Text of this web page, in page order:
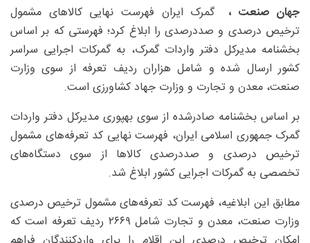
جهان صنعت ،
گمرک ایران فهرست نهایی کالاهای مشمول
ترخیص درصدی و صددرصدی را ابلاغ کرد؛ فهرستی که بر اساس
بخشنامه مدیرکل دفتر واردات گمرک، به گمرکات اجرایی سراسر
کشور ارسال شده و شامل هزاران ردیف تعرفه از سوی وزارت
صنعت، معدن و تجارت و وزارت جهاد کشاورزی است.
بر اساس بخشنامه صادرشده از سوی بهپوری مدیرکل دفتر واردات
گمرک جمهوری اسلامی ایران، فهرست نهایی کد تعرفه‌های مشمول
ترخیص درصدی و صددرصدی کالاها از سوی دستگاه‌های
تخصصی به گمرکات اجرایی کشور ابلاغ شد.
مطابق این ابلاغیه، فهرست کد تعرفه‌های مشمول ترخیص درصدی
وزارت صنعت، معدن و تجارت شامل ۲۶۶۹ ردیف تعرفه است که